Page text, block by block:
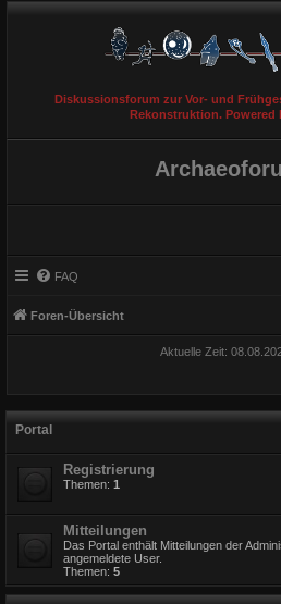
Diskussionsforum zur Vor- und
Rekonstruktion. Powered
FAQ
Foren-Übersicht
Aktuelle Zeit:
Portal
Registrierung
Themen: 1
Mitteilungen
Das Portal enthält Mitteilungen der
angemeldete User.
Themen: 5